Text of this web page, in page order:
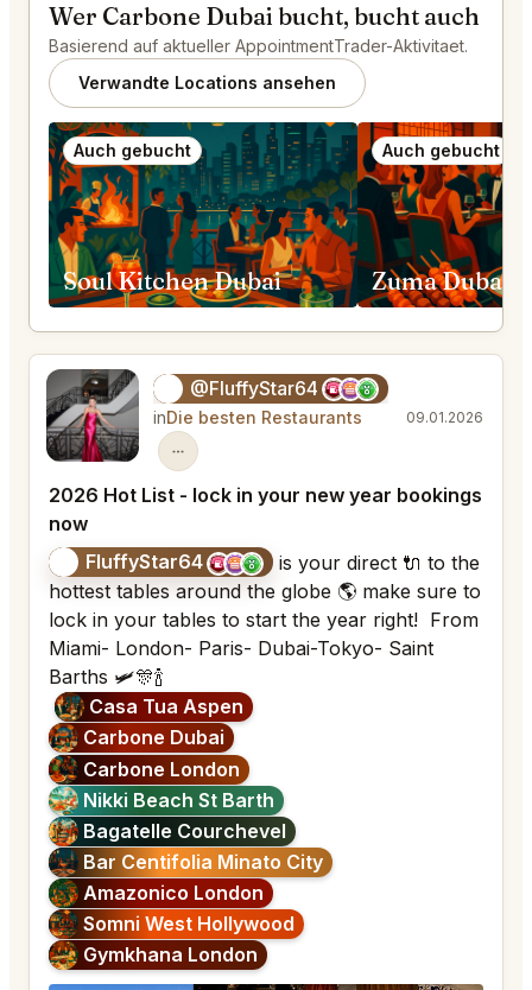
Wer Carbone Dubai bucht, bucht auch
Basierend auf aktueller AppointmentTrader-Aktivitaet.
Verwandte Locations ansehen
Auch gebucht
Soul Kitchen Dubai
Auch gebucht
Zuma Dubai
@FluffyStar64
inDie besten Restaurants 09.01.2026
2026 Hot List - lock in your new year bookings
now
FluffyStar64
is your direct 🔌 to the
hottest tables around the globe 🌎 make sure to
lock in your tables to start the year right! From
Miami- London- Paris- Dubai-Tokyo- Saint
Barths 🛩️🎊🍾
Casa Tua Aspen
Carbone Dubai
Carbone London
Nikki Beach St Barth
Bagatelle Courchevel
Bar Centifolia Minato City
Amazonico London
Somni West Hollywood
Gymkhana London